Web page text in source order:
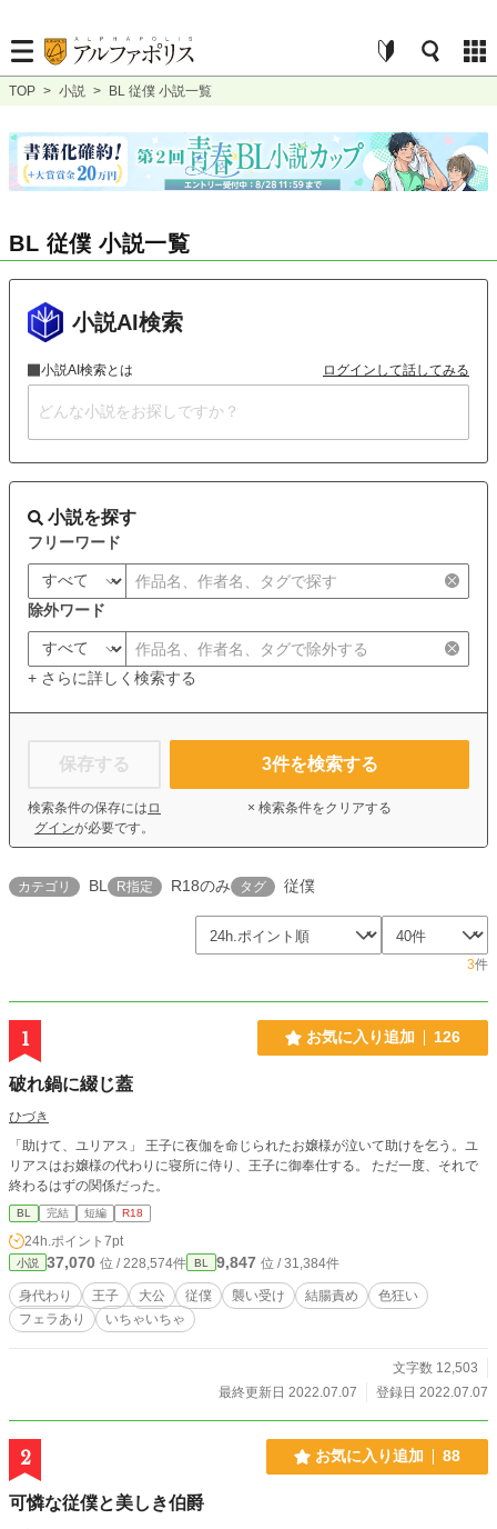
TOP > 小説 > BL 従僕 小説一覧
BL 従僕 小説一覧
小説AI検索
小説AI検索とは ログインして話してみる
小説を探す
フリーワード
除外ワード
+ さらに詳しく検索する
保存する
検索条件の保存には ロ
グインが必要です。
3件を検索する
× 検索条件をクリアする
カテゴリ BL R指定 R18のみ タグ 従僕
3件
1 お気に入り追加 126
破れ鍋に綴じ蓋
ひづき
「助けて、ユリアス」 王子に夜伽を命じられたお嬢様が泣いて助けを乞う。ユ
リアスはお嬢様の代わりに寝所に侍り、王子に御奉仕する。 ただ一度、それで
終わるはずの関係だった。
BL 完結 短編 R18
24h.ポイント 7pt
小説 37,070 位 / 228,574件 BL 9,847 位 / 31,384件
身代わり 王子 大公 従僕 襲い受け 結腸責め
色狂い
フェラあり
いちゃいちゃ
文字数 12,503
最終更新日 2022.07.07
登録日 2022.07.07
2 お気に入り追加 88
可憐な従僕と美しき伯爵